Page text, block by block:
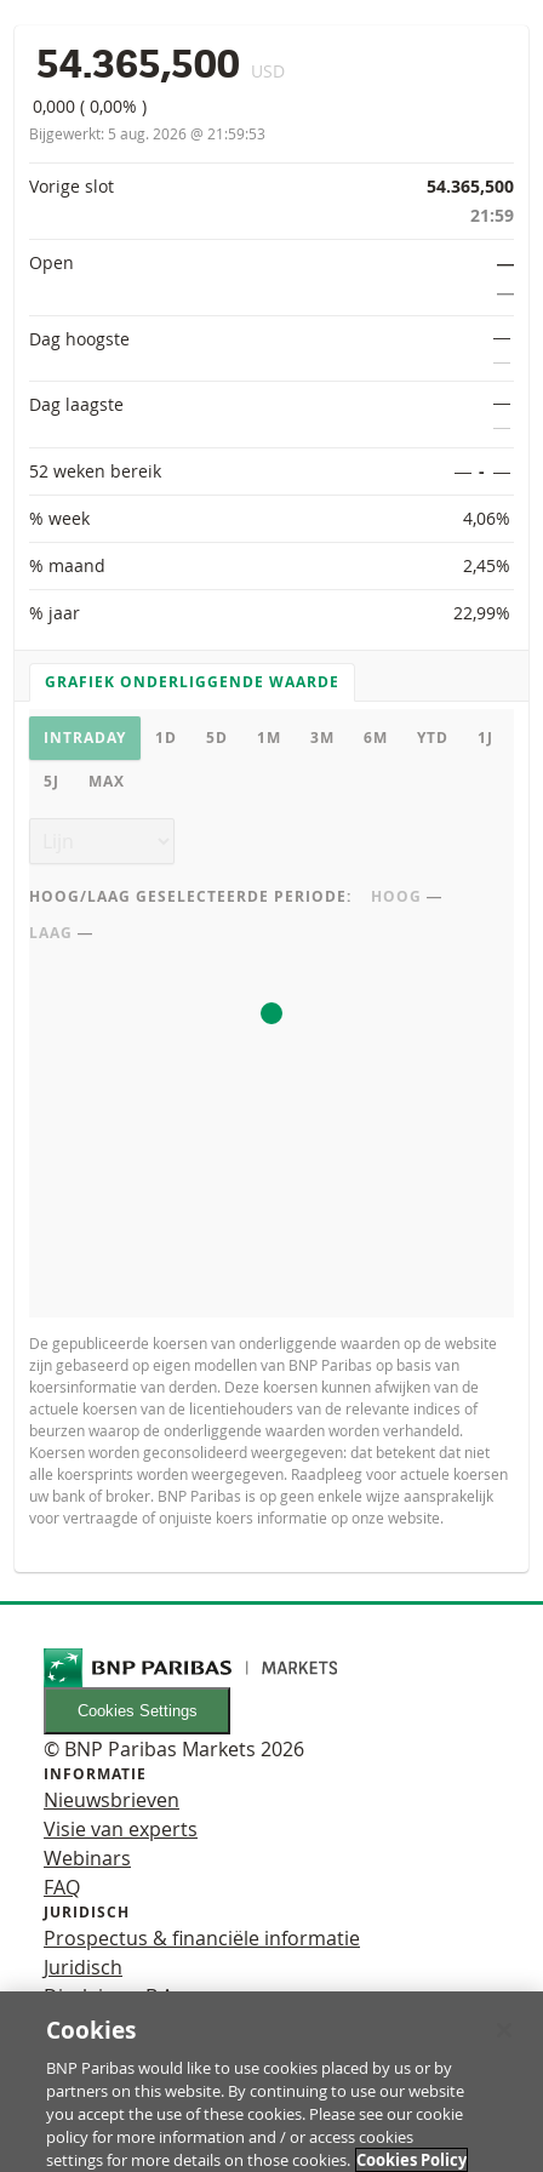
54.365,500 USD
0,000 (0,00% )
Bijgewerkt: 5 aug. 2026 @ 21:59:53
Primaire informatie
Vorige slot
54.365,500
21:59
Open
―
―
Dag hoogste
―
―
Dag laagste
―
―
52 weken bereik
― - ―
% week 4,06%
% maand 2,45%
% jaar 22,99%
GRAFIEK ONDERLIGGENDE WAARDE
Grafiek onderliggende waarde
GRAFIEK INSTELLINGEN
INTRADAY
1D 5D 1M 3M 6M YTD 1J
5J MAX
HOOG/LAAG GESELECTEERDE PERIODE: HOOG ―
LAAG ―
De gepubliceerde koersen van onderliggende waarden op de website
zijn gebaseerd op eigen modellen van BNP Paribas op basis van
koersinformatie van derden. Deze koersen kunnen afwijken van de
actuele koersen van de licentiehouders van de relevante indices of
beurzen waarop de onderliggende waarden worden verhandeld.
Koersen worden geconsolideerd weergegeven: dat betekent dat niet
alle koersprints worden weergegeven. Raadpleeg voor actuele koersen
uw bank of broker. BNP Paribas is op geen enkele wijze aansprakelijk
voor vertraagde of onjuiste koers informatie op onze website.
Cookies Settings
© BNP Paribas Markets 2026
INFORMATIE
Nieuwsbrieven
Visie van experts
Webinars
FAQ
JURIDISCH
Prospectus & financiële informatie
Juridisch
Disclaimer B.A.
Privacy
YouTube
X
Contact
Cookies
BNP Paribas would like to use cookies placed by us or by
partners on this website. By continuing to use our website
you accept the use of these cookies. Please see our cookie
policy for more information and / or access cookies
settings for more details on those cookies. Cookies Policy